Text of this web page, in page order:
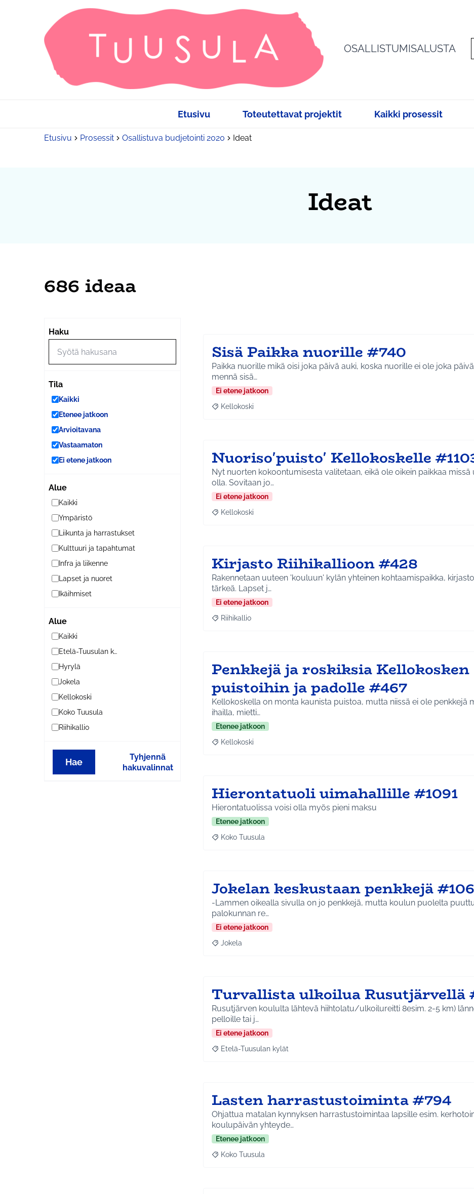
OSALLISTUMISALUSTA
Etusivu Toteutettavat projektit Kaikki prosessit
Etusivu Prosessit Osallistuva budjetointi 2020 Ideat
Ideat
686 ideaa
Haku
Tila
Kaikki
Etenee jatkoon
Arvioitavana
Vastaamaton
Ei etene jatkoon
Alue
Kaikki
Ympäristö
Liikunta ja harrastukset
Kulttuuri ja tapahtumat
Infra ja liikenne
Lapset ja nuoret
Ikäihmiset
Alue
Kaikki
Etelä-Tuusulan kylät
Hyrylä
Jokela
Kellokoski
Koko Tuusula
Riihikallio
Hae
Tyhjennä
hakuvalinnat
−
Sisä Paikka nuorille #740
Paikka nuorille mikä oisi joka päivä auki, koska nuorille ei ole joka
mennä sisä…
Ei etene jatkoon
Rajaa tulokset aihepiirin mukaan: Kellokoski
Kellokoski
Nuoriso'puisto' Kellokoskelle
Nyt nuorten kokoontumisesta valitetaan, eikä ole oikein paikkaa missä
olla. Sovitaan jo…
Ei etene jatkoon
Rajaa tulokset aihepiirin mukaan: Kellokoski
Kellokoski
Kirjasto Riihikallioon #428
Rakennetaan uuteen 'kouluun' kylän yhteinen kohtaamispaikka,
tärkeä. Lapset j…
Ei etene jatkoon
Rajaa tulokset aihepiirin mukaan: Riihikallio
Riihikallio
Penkkejä ja roskiksia Kellokosken
puistoihin ja padolle #467
Kellokoskella on monta kaunista puistoa, mutta niissä ei ole penkkejä
ihailla, mietti…
Etenee jatkoon
Rajaa tulokset aihepiirin mukaan: Kellokoski
Kellokoski
Hierontatuoli uimahallille #1091
Hierontatuolissa voisi olla myös pieni maksu
Etenee jatkoon
Rajaa tulokset aihepiirin mukaan: Koko Tuusula
Koko Tuusula
Jokelan keskustaan penkkejä
-Lammen oikealla sivulla on jo penkkejä, mutta koulun puolelta puuttuu. -
palokunnan re…
Ei etene jatkoon
Rajaa tulokset aihepiirin mukaan: Jokela
Jokela
Turvallista ulkoilua Rusutjärvellä
Rusutjärven koululta lähtevä hiihtolatu/ulkoilureitti 8esim. 2-5 km) lännen suunnan
pelloille tai j…
Ei etene jatkoon
Rajaa tulokset aihepiirin mukaan: Etelä-Tuusulan kylät
Etelä-Tuusulan kylät
Lasten harrastustoiminta #794
Ohjattua matalan kynnyksen harrastustoimintaa lapsille esim.
koulupäivän yhteyde…
Etenee jatkoon
Rajaa tulokset aihepiirin mukaan: Koko Tuusula
Koko Tuusula